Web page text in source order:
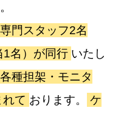
専門スタッフ2名
1名）が同行 いたし
種担架・モニタ
て おります。
ケ